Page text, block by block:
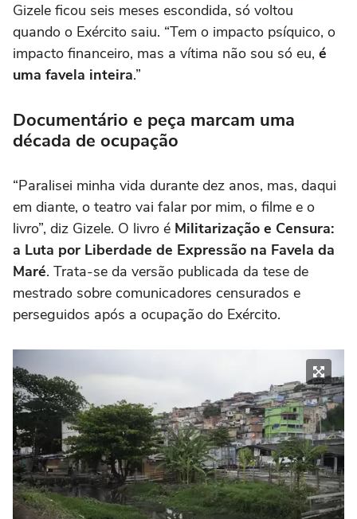
Gizele ficou seis meses escondida, só voltou
quando o Exército saiu. “Tem o impacto psíquico, o
impacto financeiro, mas a vítima não sou só eu, é
uma favela inteira.”
Documentário e peça marcam uma
década de ocupação
“Paralisei minha vida durante dez anos, mas, daqui
em diante, o teatro vai falar por mim, o filme e o
livro”, diz Gizele. O livro é Militarização e Censura:
a Luta por Liberdade de Expressão na Favela da
Maré. Trata-se da versão publicada da tese de
mestrado sobre comunicadores censurados e
perseguidos após a ocupação do Exército.